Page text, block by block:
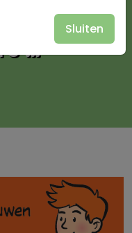
…
Sluiten